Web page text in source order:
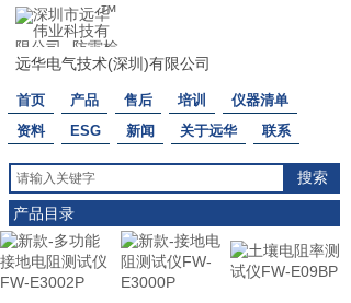
™
远华电气技术(深圳)有限公司
首页 产品 售后 培训
仪器清单
资料
ESG 新闻 关于远华 联系
搜索
产品目录